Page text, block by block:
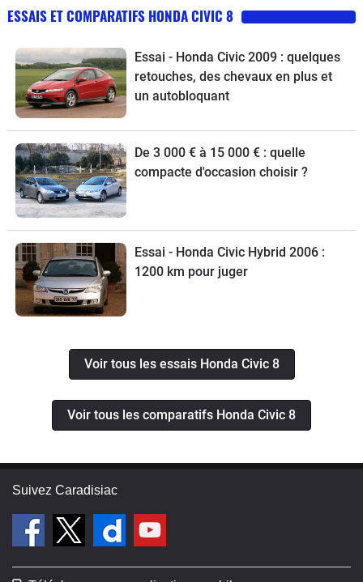
ESSAIS ET COMPARATIFS HONDA CIVIC 8
Essai - Honda Civic 2009 : quelques
retouches, des chevaux en plus et
un autobloquant
De 3 000 € à 15 000 € : quelle
compacte d'occasion choisir ?
Essai - Honda Civic Hybrid 2006 :
1200 km pour juger
Voir tous les essais Honda Civic 8
Voir tous les comparatifs Honda Civic 8
Suivez Caradisiac